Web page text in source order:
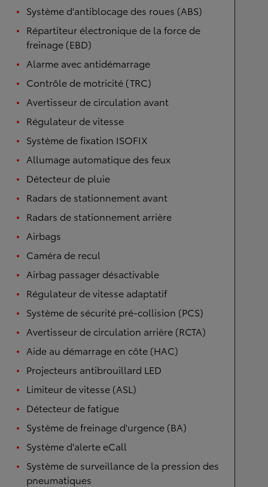
Système d'antiblocage des roues (ABS)
Répartiteur électronique de la force de
freinage (EBD)
Alarme avec antidémarrage
Contrôle de motricité (TRC)
Avertisseur de circulation avant
Régulateur de vitesse
Système de fixation ISOFIX
Allumage automatique des feux
Détecteur de pluie
Radars de stationnement avant
Radars de stationnement arrière
Airbags
Caméra de recul
Airbag passager désactivable
Régulateur de vitesse adaptatif
Système de sécurité pré-collision (PCS)
Avertisseur de circulation arrière (RCTA)
Aide au démarrage en côte (HAC)
Projecteurs antibrouillard LED
Limiteur de vitesse (ASL)
Détecteur de fatigue
Système de freinage d'urgence (BA)
Système d'alerte eCall
Système de surveillance de la pression des
pneumatiques